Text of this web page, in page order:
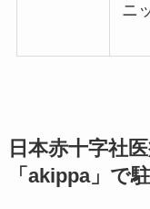
ニ
日本赤十字社
「akippa」で